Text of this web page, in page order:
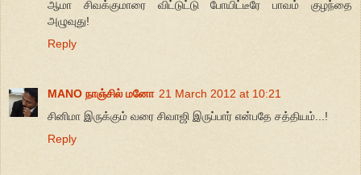
ஆமா சிவக்குமாரை விட்டுட்டு போயிட்டீரே பாவம் குழந்தை
அழுவுது!
Reply
MANO நாஞ்சில் மனோ 21 March 2012 at 10:21
சினிமா இருக்கும் வரை சிவாஜி இருப்பார் என்பதே சத்தியம்...!
Reply